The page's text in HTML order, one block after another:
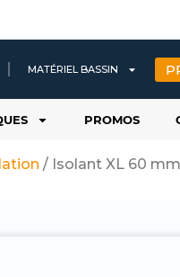
e
b
o
o
t
u
b
e i
MATÉRIEL BASSIN
PROMOS
/ Isolant XL 60